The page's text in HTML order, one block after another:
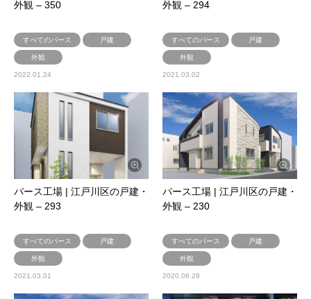
外観 – 350
すべてのパース 戸建
外観
2022.01.24
外観 – 294
すべてのパース 戸建
外観
2021.03.02
パース工場 | 江戸川区の戸建・
外観 – 293
すべてのパース 戸建
外観
2021.03.01
パース工場 | 江戸川区の戸建・
外観 – 230
すべてのパース 戸建
外観
2020.06.28